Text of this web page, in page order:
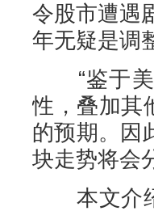
令股市遭遇
年无疑是调
“鉴于美
性，叠加其
的预期。因
块走势将会
本文介绍